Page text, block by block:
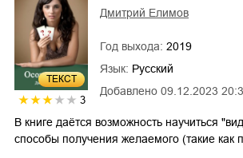
ТЕКСТ
3
Добавлено 09.12.2023
Дмитрий Елимов
Год выхода: 2019
Язык: Русский
В книге даётся возможность научиться
способы получения желаемого (такие как